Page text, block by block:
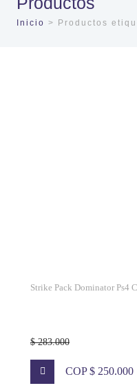
Inicio > Productos
Strike Pack Dominator Ps4
$ 283.000
COP $ 250.000